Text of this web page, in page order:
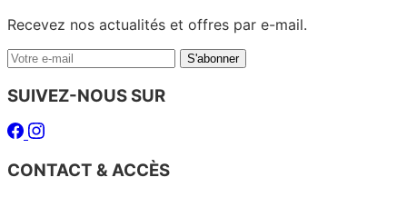
Recevez nos actualités et offres par e-mail.
Votre
mail
S'abonner
SUIVEZ-NOUS SUR
Facebook
Instagram
CONTACT & ACCÈS